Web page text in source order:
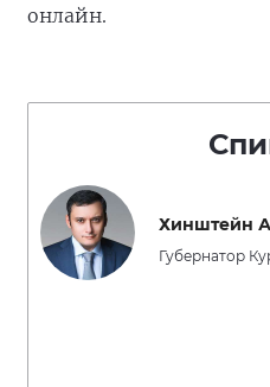
онлайн.
Хинштейн
Губернатор